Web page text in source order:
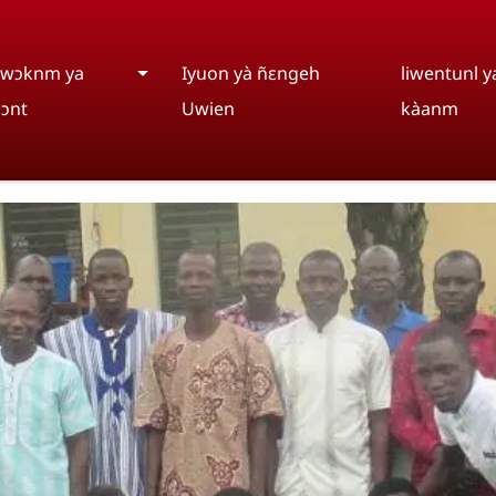
ya
Iyuon yà ñɛngeh
Uwien
liwentunl
kàanm